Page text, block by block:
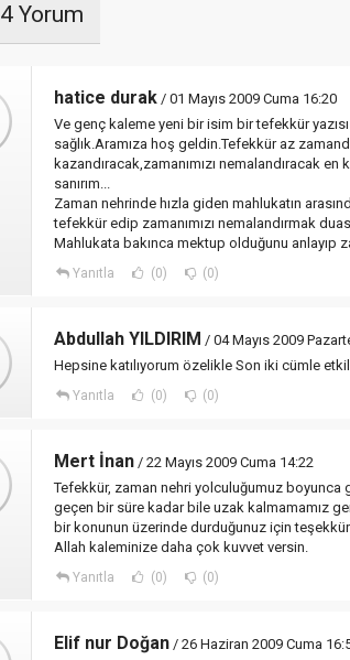
4 Yorum
hatice durak / 01 Mayıs 2009 Cuma 16:20
Ve genç kaleme yeni bir isim bir tefekkür
sağlık.Aramıza hoş geldin.Tefekkür az
kazandıracak,zamanımızı nemalandıracak
sanırım...
Zaman nehrinde hızla giden mahlukatın
tefekkür edip zamanımızı nemalandırmak
Mahlukata bakınca mektup olduğunu anlayıp
Yanıtla (0) (0)
Abdullah YILDIRIM / 04 Mayıs 2009
Hepsine katılıyorum özelikle Son iki cümle
Yanıtla (0) (0)
Mert İnan / 22 Mayıs 2009 Cuma 14:22
Tefekkür, zaman nehri yolculuğumuz boyunca
geçen bir süre kadar bile uzak kalmamamız
bir konunun üzerinde durduğunuz için
Allah kaleminize daha çok kuvvet versin.
Yanıtla (0) (0)
Elif nur Doğan / 26 Haziran 2009 Cuma